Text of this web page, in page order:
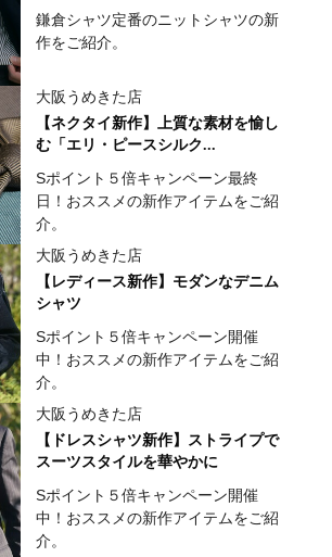
鎌倉シャツ定番のニットシャツの新
作をご紹介。
大阪うめきた店
【ネクタイ新作】上質な素材を愉し
む「エリ・ピースシルク...
Sポイント５倍キャンペーン最終
日！おススメの新作アイテムをご紹
介。
大阪うめきた店
【レディース新作】モダンなデニム
シャツ
Sポイント５倍キャンペーン開催
中！おススメの新作アイテムをご紹
介。
大阪うめきた店
【ドレスシャツ新作】ストライプで
スーツスタイルを華やかに
Sポイント５倍キャンペーン開催
中！おススメの新作アイテムをご紹
介。